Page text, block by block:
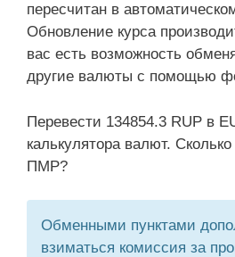
пересчитан в
Обновление курса
вас есть возможность
другие валюты с помощью
Перевести 134854.3 RUP в
калькулятора валют.
ПМР?
Обменными пунктами
взиматься комиссия за